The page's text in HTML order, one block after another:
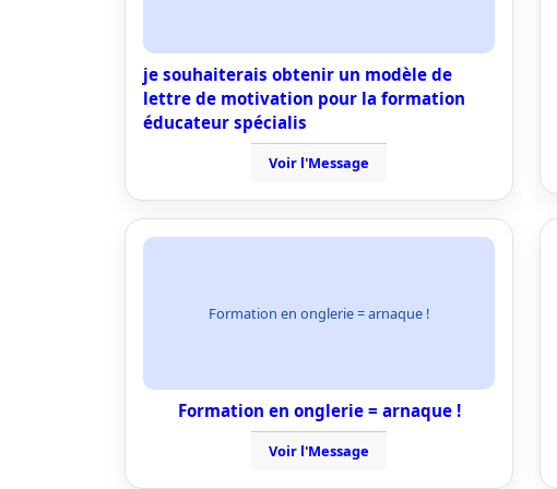
je souhaiterais obtenir un modèle de
lettre de motivation pour la formation
éducateur spécialis
Voir l'Message
Formation en onglerie = arnaque !
Formation en onglerie = arnaque !
Voir l'Message